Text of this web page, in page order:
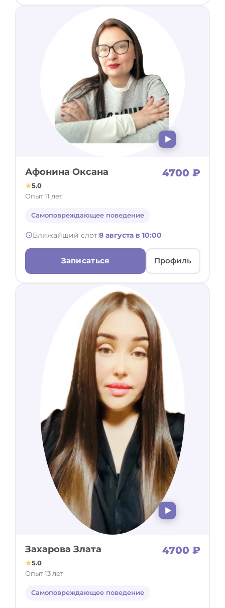
Афонина Оксана 4700 ₽
5.0
Опыт 11 лет
Самоповреждающее поведение
Ближайший слот:8 августа в 10:00
Записаться Профиль
Захарова Злата 4700 ₽
5.0
Опыт 13 лет
Самоповреждающее поведение